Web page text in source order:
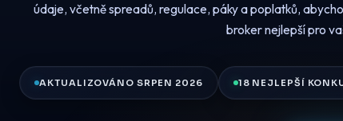
údaje, včetně spreadů, regulace, páky a poplatků,
broker nejlepší pro
AKTUALIZOVÁNO SRPEN 2026 18 NEJLEPŠÍ